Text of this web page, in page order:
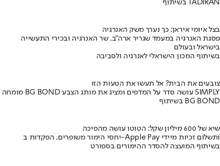
בשיתוף TADIRAN
בצל איומי איראן: כך נערך משק האנרגיה
פסגת האנרגיה במעמד שגריר ארה"ב, שר האנרגיה ובכירי התעשייה
בישראל ובעולם
בשיתוף המכון הישראלי לאנרגיה ולסביבה
צובעים את הבית? אל תעשו את הטעות הזו
מומחה BG BOND עושה סדר על המדפים ומציג את מותג הצבע SIMPLY
בשיתוף BG BOND
שיא של 600 מיליון שקל: הטוטו עושה מהפיכה
יחסי הימור משופרים, הפקדות ב-Apple Pay ותשלום זכיות מיידי
בשיתוף המועצה להסדר ההימורים בספורט